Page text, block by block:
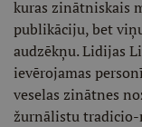
kuras zinātniskais
publikāciju, bet
audzēkņu. Lidijas
ievērojamas
veselas zinātnes
žurnālistu tradicio-